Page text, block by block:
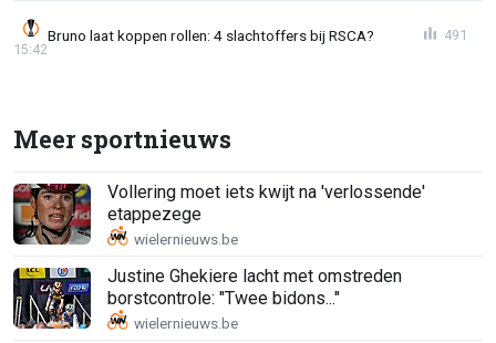
Bruno laat koppen rollen: 4 slachtoffers bij RSCA?
15:42
491
Meer sportnieuws
Vollering moet iets kwijt na 'verlossende'
etappezege
Justine Ghekiere lacht met omstreden
borstcontrole: "Twee bidons..."